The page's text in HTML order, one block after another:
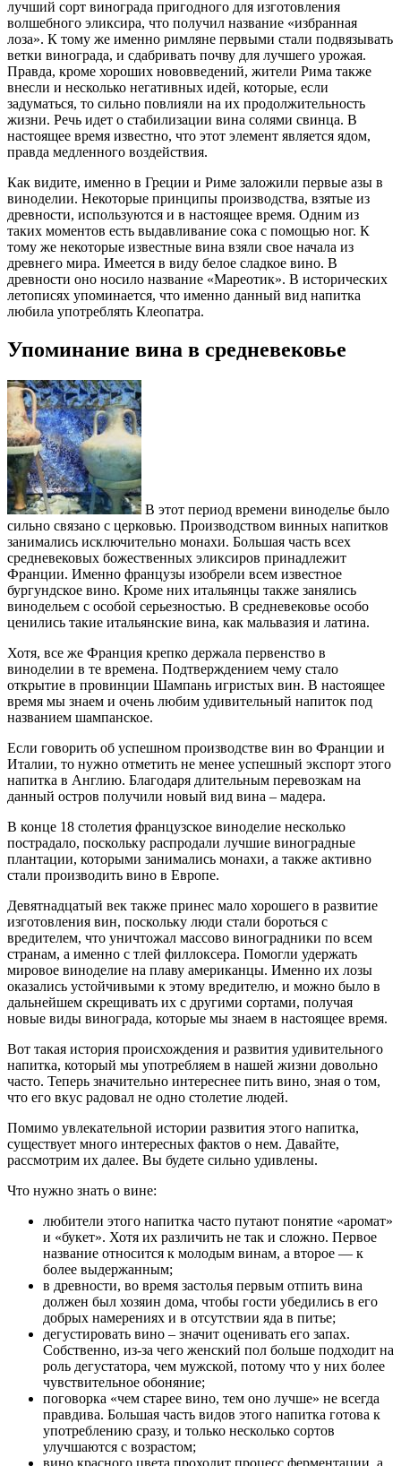
лучший сорт винограда пригодного для изготовления
волшебного эликсира, что получил название «избранная
лоза». К тому же именно римляне первыми стали подвязывать
ветки винограда, и сдабривать почву для лучшего урожая.
Правда, кроме хороших нововведений, жители Рима также
внесли и несколько негативных идей, которые, если
задуматься, то сильно повлияли на их продолжительность
жизни. Речь идет о стабилизации вина солями свинца. В
настоящее время известно, что этот элемент является ядом,
правда медленного воздействия.
Как видите, именно в Греции и Риме заложили первые азы в
виноделии. Некоторые принципы производства, взятые из
древности, используются и в настоящее время. Одним из
таких моментов есть выдавливание сока с помощью ног. К
тому же некоторые известные вина взяли свое начала из
древнего мира. Имеется в виду белое сладкое вино. В
древности оно носило название «Мареотик». В исторических
летописях упоминается, что именно данный вид напитка
любила употреблять Клеопатра.
Упоминание вина в средневековье
В этот период времени виноделье было
сильно связано с церковью. Производством винных напитков
занимались исключительно монахи. Большая часть всех
средневековых божественных эликсиров принадлежит
Франции. Именно французы изобрели всем известное
бургундское вино. Кроме них итальянцы также занялись
винодельем с особой серьезностью. В средневековье особо
ценились такие итальянские вина, как мальвазия и латина.
Хотя, все же Франция крепко держала первенство в
виноделии в те времена. Подтверждением чему стало
открытие в провинции Шампань игристых вин. В настоящее
время мы знаем и очень любим удивительный напиток под
названием шампанское.
Если говорить об успешном производстве вин во Франции и
Италии, то нужно отметить не менее успешный экспорт этого
напитка в Англию. Благодаря длительным перевозкам на
данный остров получили новый вид вина – мадера.
В конце 18 столетия французское виноделие несколько
пострадало, поскольку распродали лучшие виноградные
плантации, которыми занимались монахи, а также активно
стали производить вино в Европе.
Девятнадцатый век также принес мало хорошего в развитие
изготовления вин, поскольку люди стали бороться с
вредителем, что уничтожал массово виноградники по всем
странам, а именно с тлей филлоксера. Помогли удержать
мировое виноделие на плаву американцы. Именно их лозы
оказались устойчивыми к этому вредителю, и можно было в
дальнейшем скрещивать их с другими сортами, получая
новые виды винограда, которые мы знаем в настоящее время.
Вот такая история происхождения и развития удивительного
напитка, который мы употребляем в нашей жизни довольно
часто. Теперь значительно интереснее пить вино, зная о том,
что его вкус радовал не одно столетие людей.
Помимо увлекательной истории развития этого напитка,
существует много интересных фактов о нем. Давайте,
рассмотрим их далее. Вы будете сильно удивлены.
Что нужно знать о вине:
любители этого напитка часто путают понятие «аромат»
и «букет». Хотя их различить не так и сложно. Первое
название относится к молодым винам, а второе — к
более выдержанным;
в древности, во время застолья первым отпить вина
должен был хозяин дома, чтобы гости убедились в его
добрых намерениях и в отсутствии яда в питье;
дегустировать вино – значит оценивать его запах.
Собственно, из-за чего женский пол больше подходит на
роль дегустатора, чем мужской, потому что у них более
чувствительное обоняние;
поговорка «чем старее вино, тем оно лучше» не всегда
правдива. Большая часть видов этого напитка готова к
употреблению сразу, и только несколько сортов
улучшаются с возрастом;